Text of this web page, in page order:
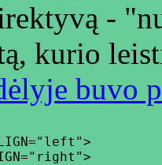
-
kurio
buvo